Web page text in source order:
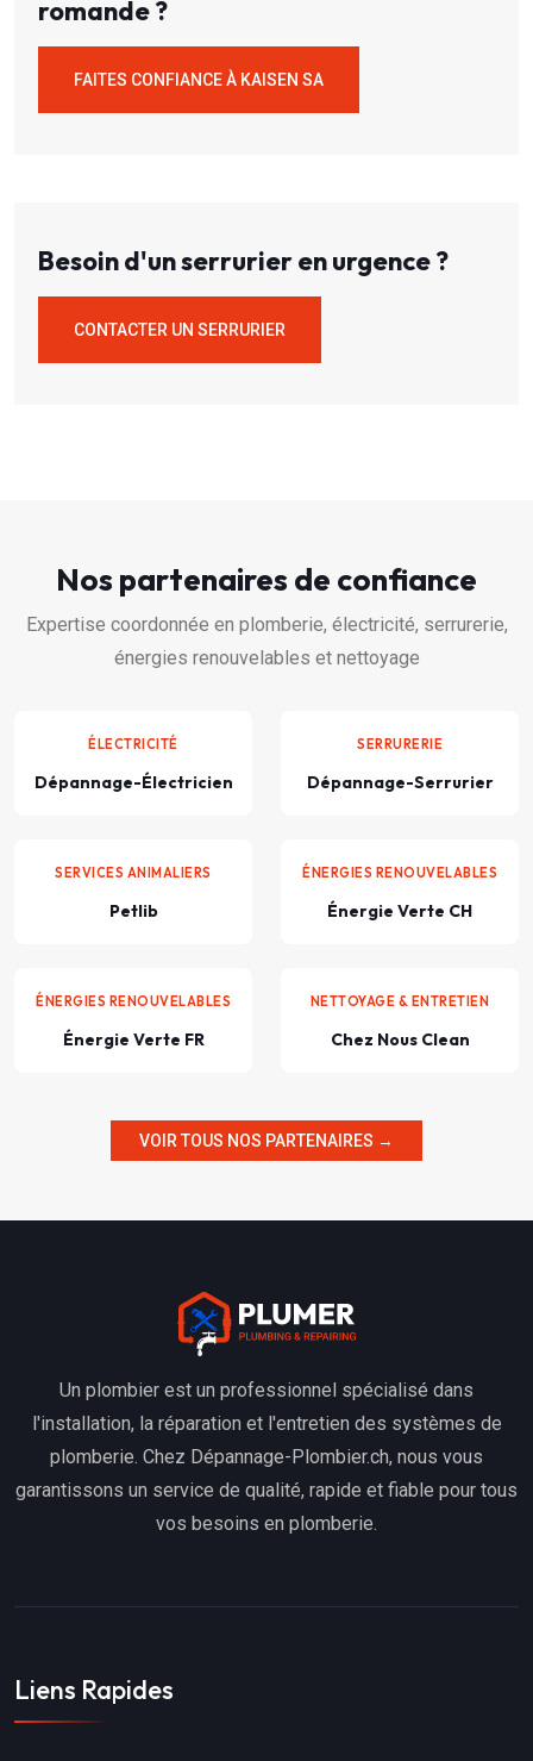
romande ?
FAITES CONFIANCE À KAISEN SA
Besoin d'un serrurier en urgence ?
CONTACTER UN SERRURIER
Nos partenaires de confiance
Expertise coordonnée en plomberie, électricité, serrurerie,
énergies renouvelables et nettoyage
ÉLECTRICITÉ
Dépannage-Électricien
SERRURERIE
Dépannage-Serrurier
SERVICES ANIMALIERS
Petlib
ÉNERGIES RENOUVELABLES
Énergie Verte CH
ÉNERGIES RENOUVELABLES
Énergie Verte FR
NETTOYAGE & ENTRETIEN
Chez Nous Clean
VOIR TOUS NOS PARTENAIRES →
Un plombier est un professionnel spécialisé dans
l'installation, la réparation et l'entretien des systèmes de
plomberie. Chez Dépannage-Plombier.ch, nous vous
garantissons un service de qualité, rapide et fiable pour tous
vos besoins en plomberie.
Liens Rapides